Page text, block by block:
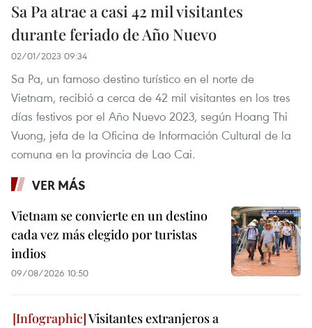
Sa Pa atrae a casi 42 mil visitantes
durante feriado de Año Nuevo
02/01/2023 09:34
Sa Pa, un famoso destino turístico en el norte de
Vietnam, recibió a cerca de 42 mil visitantes en los tres
días festivos por el Año Nuevo 2023, según Hoang Thi
Vuong, jefa de la Oficina de Información Cultural de la
comuna en la provincia de Lao Cai.
VER MÁS
Vietnam se convierte en un destino
cada vez más elegido por turistas
indios
09/08/2026 10:50
Visitantes extranjeros a